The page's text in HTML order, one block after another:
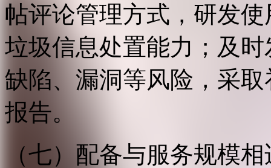
帖评论管理方式，研发
垃圾信息处置能力；及
缺陷、漏洞等风险，采
报告。
（七）配备与服务规模